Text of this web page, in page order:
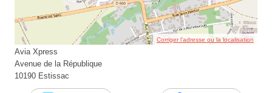
Corriger l’adresse ou la localisation
Avia Xpress
Avenue de la République
10190 Estissac